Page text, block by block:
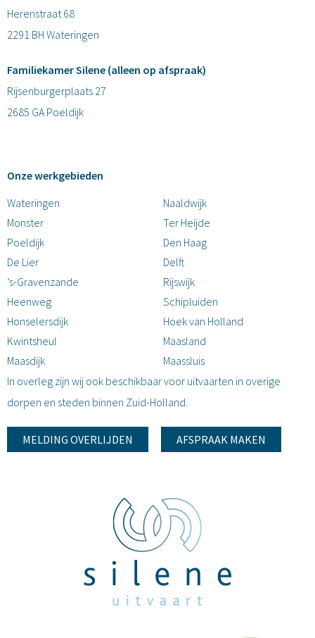
Herenstraat 68
2291 BH Wateringen
Familiekamer Silene (alleen op afspraak)
Rijsenburgerplaats 27
2685 GA Poeldijk
Onze werkgebieden
Wateringen
Monster
Poeldijk
De Lier
’s-Gravenzande
Heenweg
Honselersdijk
Kwintsheul
Maasdijk
Naaldwijk
Ter Heijde
Den Haag
Delft
Rijswijk
Schipluiden
Hoek van Holland
Maasland
Maassluis
In overleg zijn wij ook beschikbaar voor uitvaarten in overige
dorpen en steden binnen Zuid-Holland.
MELDING OVERLIJDEN AFSPRAAK MAKEN